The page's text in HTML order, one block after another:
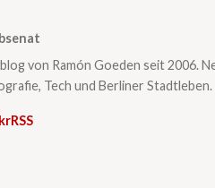
von Ramón Goeden seit 2006.
Tech und Berliner Stadtleben.
RSS